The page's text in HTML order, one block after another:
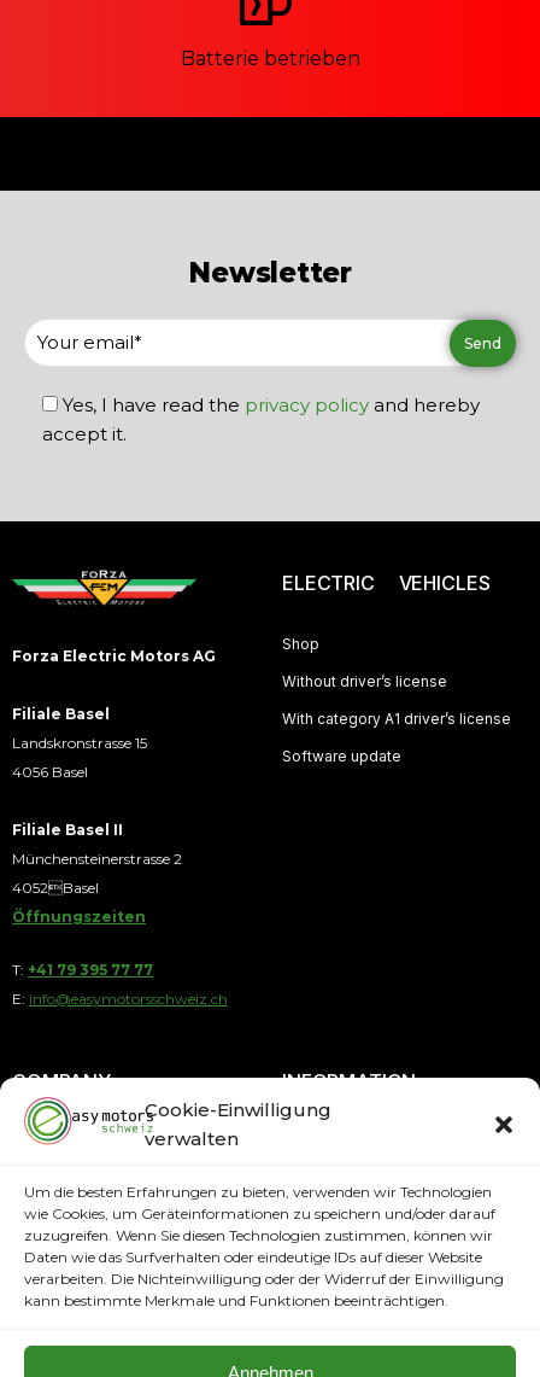
Cookie-Einwilligung
verwalten
Um die besten Erfahrungen zu bieten, verwenden wir Technologien
wie Cookies, um Geräteinformationen zu speichern und/oder darauf
zuzugreifen. Wenn Sie diesen Technologien zustimmen, können wir
Daten wie das Surfverhalten oder eindeutige IDs auf dieser Website
verarbeiten. Die Nichteinwilligung oder der Widerruf der Einwilligung
kann bestimmte Merkmale und Funktionen beeinträchtigen.
Annehmen
Batterie betrieben
Newsletter
Yes, I have read the privacy policy and hereby
accept it.
Forza Electric Motors AG
Filiale Basel
Landskronstrasse 15
4056 Basel
Filiale Basel II
Münchensteinerstrasse 2
4052Basel
Öffnungszeiten
T: +41 79 395 77 77
E: info@easymotorsschweiz.ch
ELECTRIC VEHICLES
Shop
Without driver’s license
With category A1 driver’s license
Software update
COMPANY
About us
Terms and Conditions
Imprint
INFORMATION
Shipping Information
PAYMENT METHODS